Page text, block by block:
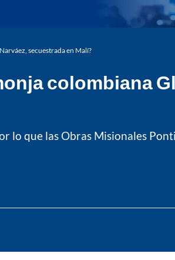
secuestrada en Malí?
colombiana
lo que las Obras Misionales